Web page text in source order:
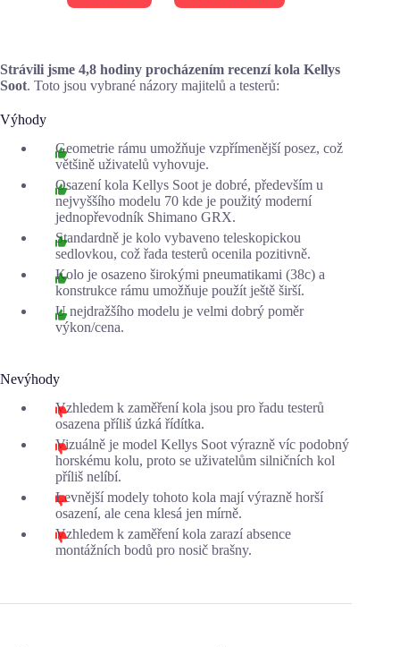
Strávili jsme 4,8 hodiny procházením recenzí kola Kellys
Soot. Toto jsou vybrané názory majitelů a testerů:
Výhody
Geometrie rámu umožňuje vzpřímenější posez, což
většině uživatelů vyhovuje.
Osazení kola Kellys Soot je dobré, především u
nejvyššího modelu 70 kde je použitý moderní
jednopřevodník Shimano GRX.
Standardně je kolo vybaveno teleskopickou
sedlovkou, což řada testerů ocenila pozitivně.
Kolo je osazeno širokými pneumatikami (38c) a
konstrukce rámu umožňuje použít ještě širší.
U nejdražšího modelu je velmi dobrý poměr
výkon/cena.
Nevýhody
Vzhledem k zaměření kola jsou pro řadu testerů
osazena příliš úzká řídítka.
Vizuálně je model Kellys Soot výrazně víc podobný
horskému kolu, proto se uživatelům silničních kol
příliš nelíbí.
Levnější modely tohoto kola mají výrazně horší
osazení, ale cena klesá jen mírně.
Vzhledem k zaměření kola zarazí absence
montážních bodů pro nosič brašny.